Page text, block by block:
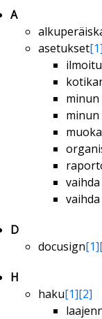
A
asetukset[1]
minun
D
docusign[1]
H
haku[1][2]